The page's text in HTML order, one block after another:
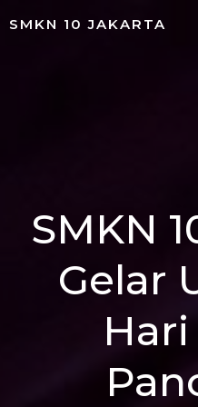
SMKN 10 JAKARTA
SMKN
Gelar